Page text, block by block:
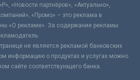
«Новости партнёров», «Актуально»,
«Промо» – это реклама в
«О рекламе». За содержание рекламы
не является рекламой банковских
информацию о продуктах и услугах можно
сайте соответствующего банка.